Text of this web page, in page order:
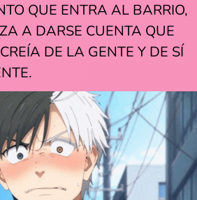
QUE ENTRA AL BARRIO,
A DARSE CUENTA QUE
DE LA GENTE Y DE SÍ